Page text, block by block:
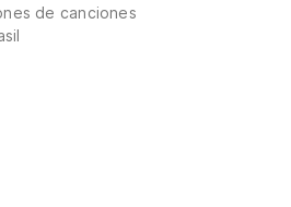
de canciones